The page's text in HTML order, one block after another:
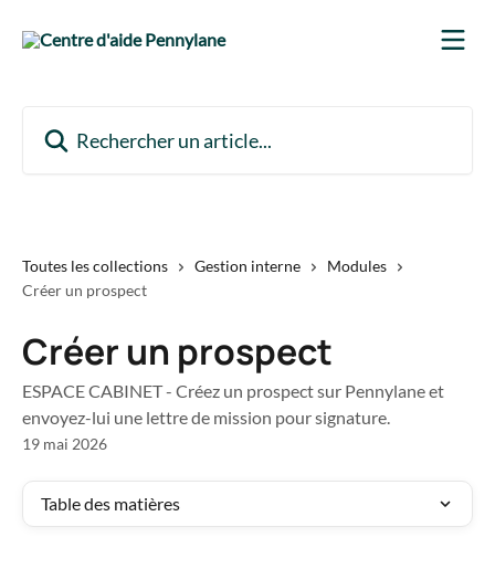
Toutes les collections Gestion interne
Modules
Créer un prospect
Créer un prospect
ESPACE CABINET - Créez un prospect sur Pennylane et
envoyez-lui une lettre de mission pour signature.
19 mai 2026
Table des matières